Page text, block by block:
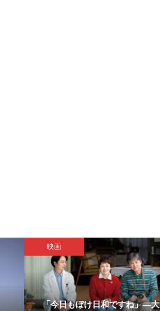
映画
「今日もぼけ日和ですね」―大